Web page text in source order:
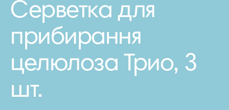
Серветка для
прибирання
целюлоза Трио, 3
шт.